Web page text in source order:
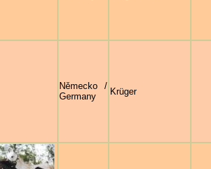
Německo /
Germany
Krüger